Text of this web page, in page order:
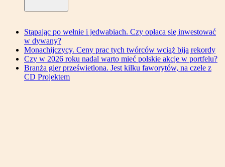
Stąpając po wełnie i jedwabiach. Czy opłaca się inwestować
w dywany?
Monachijczycy. Ceny prac tych twórców wciąż biją rekordy
Czy w 2026 roku nadal warto mieć polskie akcje w portfelu?
Branża gier prześwietlona. Jest kilku faworytów, na czele z
CD Projektem